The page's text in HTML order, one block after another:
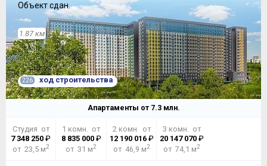
Объект сдан.
1.87 км
226 ход строительства
Апартаменты от 7.3млн.
Студия от
7 348 250 ₽
от 23,5 м2
1 комн. от
8 835 000₽
от 31 м2
2 комн. от
12 190 016₽
от 46,9 м2
3 комн. от
20 147 070 ₽
от 74,1 м2